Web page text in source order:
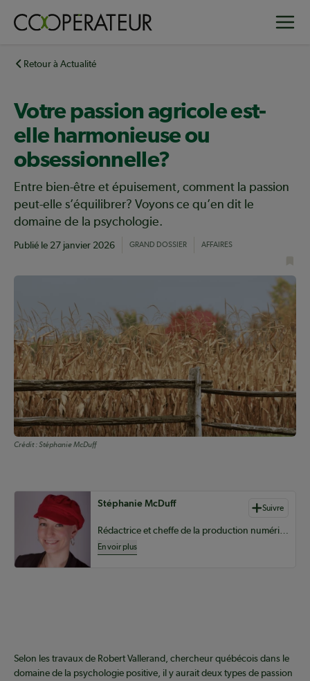
principalRetour à Actualité
Votre passion agricole est-
elle harmonieuse ou
obsessionnelle?
Entre bien-être et épuisement, comment la passion
peut-elle s’équilibrer? Voyons ce qu’en dit le
domaine de la psychologie.
Publié le 27 janvier 2026 GRAND DOSSIER AFFAIRES
Crédit :Stéphanie McDuff
Auteurs de contenu
Stéphanie McDuff Suivre
Rédactrice et cheffe de la production numérique pour le Coopérateur
En voir plus
Selon les travaux de Robert Vallerand, chercheur québécois dans le
domaine de la psychologie positive, il y aurait deux types de passion